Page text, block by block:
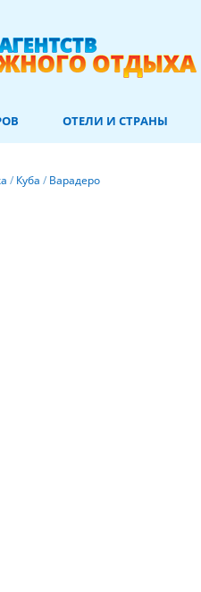
ОТЕЛИ И СТРАНЫ
/ Куба / Варадеро